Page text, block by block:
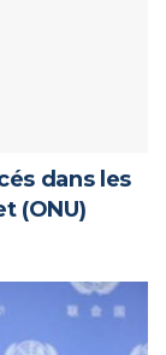
dans les
(ONU)